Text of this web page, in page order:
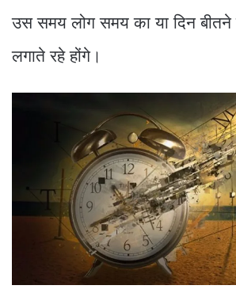
उस समय लोग समय का या दिन
लगाते रहे होंगे।